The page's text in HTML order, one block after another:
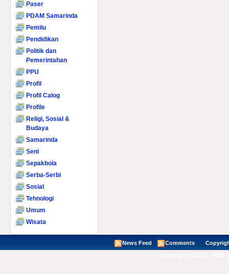
Paser
PDAM Samarinda
Pemilu
Pendidikan
Politik dan
Pemerintahan
PPU
Profil
Profil Calog
Profile
Religi, Sosial &
Budaya
Samarinda
Seni
Sepakbola
Serba-Serbi
Sosial
Tehnologi
Umum
Wisata
News Feed Comments Copyright